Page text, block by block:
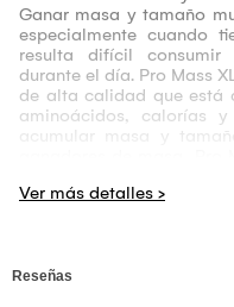
Ganar masa y tamaño
especialmente cuando
resulta difícil consumir
durante el día. Pro Mass
de alta calidad que está
aminoácidos, calorías
acumular masa y
BENEFICIOS:
-Entrenamientos de alta